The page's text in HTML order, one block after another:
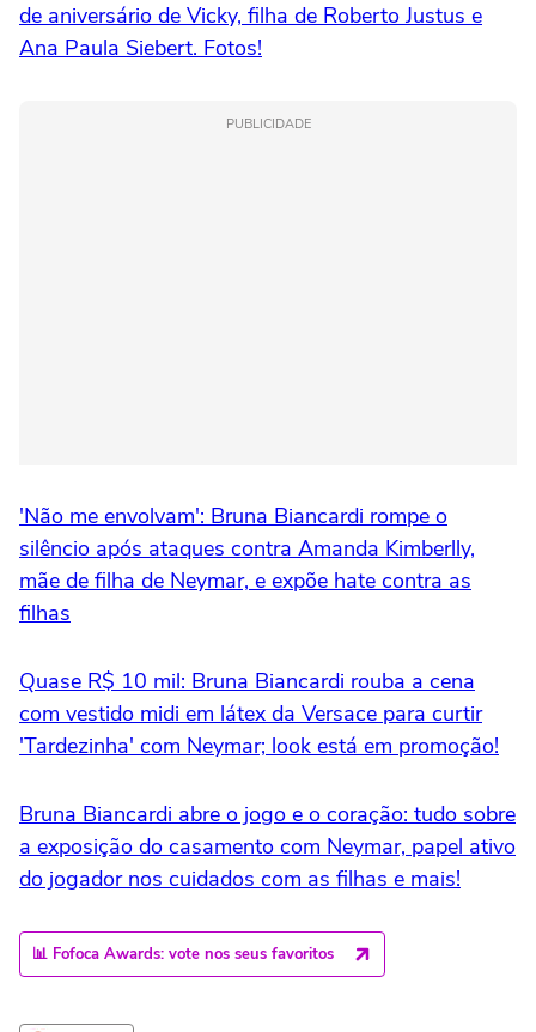
de aniversário de Vicky, filha de Roberto Justus e
Ana Paula Siebert. Fotos!
PUBLICIDADE
'Não me envolvam': Bruna Biancardi rompe o
silêncio após ataques contra Amanda Kimberlly,
mãe de filha de Neymar, e expõe hate contra as
filhas
Quase R$ 10 mil: Bruna Biancardi rouba a cena
com vestido midi em látex da Versace para curtir
'Tardezinha' com Neymar; look está em promoção!
Bruna Biancardi abre o jogo e o coração: tudo sobre
a exposição do casamento com Neymar, papel ativo
do jogador nos cuidados com as filhas e mais!
📊 Fofoca Awards: vote nos seus favoritos